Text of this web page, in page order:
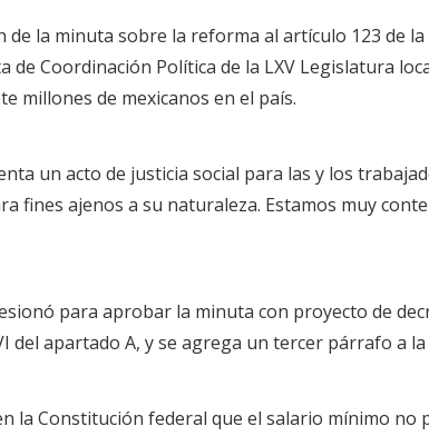
de la minuta sobre la reforma al artículo 123 de
de Coordinación Política de la LXV Legislatura
millones de mexicanos en el país.
un acto de justicia social para las y los
fines ajenos a su naturaleza. Estamos muy
para aprobar la minuta con proyecto de
del apartado A, y se agrega un tercer párrafo a
la Constitución federal que el salario mínimo